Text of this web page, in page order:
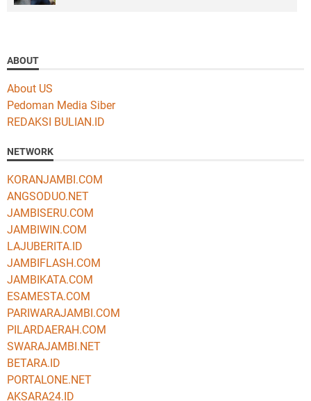
ABOUT
About US
Pedoman Media Siber
REDAKSI BULIAN.ID
NETWORK
KORANJAMBI.COM
ANGSODUO.NET
JAMBISERU.COM
JAMBIWIN.COM
LAJUBERITA.ID
JAMBIFLASH.COM
JAMBIKATA.COM
ESAMESTA.COM
PARIWARAJAMBI.COM
PILARDAERAH.COM
SWARAJAMBI.NET
BETARA.ID
PORTALONE.NET
AKSARA24.ID